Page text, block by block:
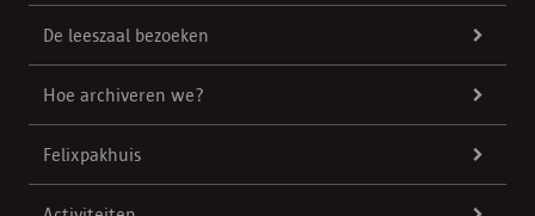
De leeszaal bezoeken
Hoe archiveren we?
Felixpakhuis